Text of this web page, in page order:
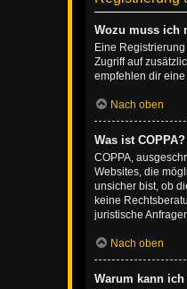
Wozu muss ich
Eine
Zugriff auf
empfehlen dir
Nach oben
Was ist COPPA?
COPPA,
Websites, die
unsicher bist, ob
keine
juristische
Nach oben
Warum kann